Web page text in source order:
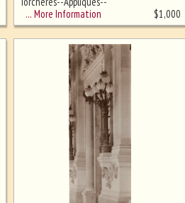
Lampadaires
… More Information $1,000